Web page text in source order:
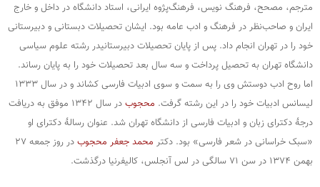
مترجم، مصحح، فرهنگ نویس، فرهنگ‌پژوه ایرانی، استاد دانشگاه در داخل و خارج
ایران و صاحب‌نظر در فرهنگ و ادب عامه بود. ایشان تحصیلات دبستانی و دبیرستانی
خود را در تهران انجام داد. پس از پایان تحصیلات دبیرستانیدر رشته علوم سیاسی
دانشگاه تهران به تحصیل پرداخت و سه سال بعد تحصیلات خود را به پایان رساند.
اما روح ادب‌ دوستش وی را به سمت و سوی ادبیات فارسی کشاند و در سال ۱۳۳۳
لیسانس ادبیات خود را در این رشته گرفت. محجوب
در سال ۱۳۴۲ موفق به دریافت
درجهٔ دکترای زبان و ادبیات فارسی از دانشگاه تهران شد. عنوان رسالهٔ دکترای او
«سبک خراسانی در شعر فارسی» بود. دکتر محمد جعفر محجوب
در روز جمعه ۲۷
بهمن ۱۳۷۴ در سن ۷۱ سالگی در لس آنجلس، کالیفرنیا درگذشت.